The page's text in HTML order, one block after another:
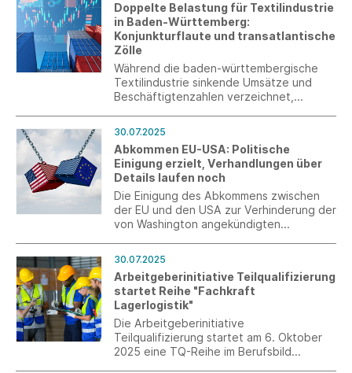
Doppelte Belastung für Textilindustrie
in Baden-Württemberg:
Konjunkturflaute und transatlantische
Zölle
Während die baden-württembergische
Textilindustrie sinkende Umsätze und
Beschäftigtenzahlen verzeichnet,
Südwesttextil sieht daher den Bedarf,
dass sich Bundesregierung und
Europäische Union weiterhin für freien
Handel und den Abbau von
Handelshemmnissen einsetzen.
30.07.2025
Abkommen EU-USA: Politische
Einigung erzielt, Verhandlungen über
Details laufen noch
Die Einigung des Abkommens zwischen
der EU und den USA zur Verhinderung der
von Washington angekündigten
unterschiedlichem Inhalt wiedergegeben.
Verhandlungen über Einzelheiten des
Deals laufen noch. Ein Text soll bis Ende
dieser Woche vorliegen.
30.07.2025
Arbeitgeberinitiative Teilqualifizierung
startet Reihe "Fachkraft
Lagerlogistik"
Die Arbeitgeberinitiative
Teilqualifizierung startet am 6. Oktober
2025 eine TQ-Reihe im Berufsbild